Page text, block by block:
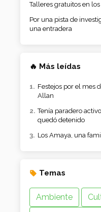
Talleres gratuitos en
Por una pista de
una entradera
🔥 Más leídas
Festejos por el mes
Allan
Tenía paradero
quedó detenido
Los Amaya, una
Temas
Ambiente